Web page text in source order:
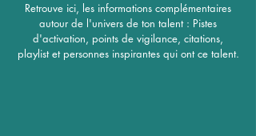
Retrouve ici, les informations complémentaires
autour de l'univers de ton talent : Pistes
d'activation, points de vigilance, citations,
playlist et personnes inspirantes qui ont ce talent.